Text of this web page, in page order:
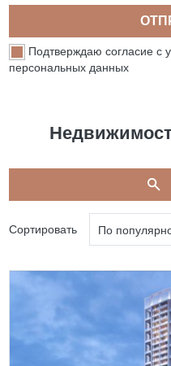
Подтверждаю согласие с
персональных данных
Сортировать По